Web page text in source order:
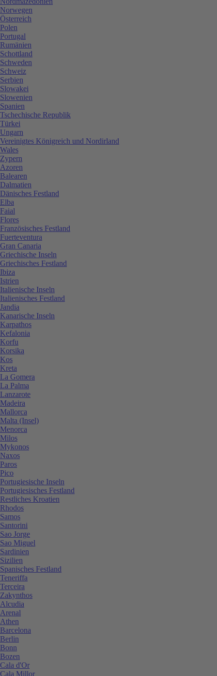
Norwegen
Österreich
Polen
Portugal
Rumänien
Schottland
Schweden
Schweiz
Serbien
Slowakei
Slowenien
Spanien
Tschechische Republik
Türkei
Ungarn
Vereinigtes Königreich und Nordirland
Wales
Zypern
Azoren
Balearen
Dalmatien
Dänisches Festland
Elba
Faial
Flores
Französisches Festland
Fuerteventura
Gran Canaria
Griechische Inseln
Griechisches Festland
Ibiza
Istrien
Italienische Inseln
Italienisches Festland
Jandia
Kanarische Inseln
Karpathos
Kefalonia
Korfu
Korsika
Kos
Kreta
La Gomera
La Palma
Lanzarote
Madeira
Mallorca
Malta (Insel)
Menorca
Milos
Mykonos
Naxos
Paros
Pico
Portugiesische Inseln
Portugiesisches Festland
Restliches Kroatien
Rhodos
Samos
Santorini
Sao Jorge
Sao Miguel
Sardinien
Sizilien
Spanisches Festland
Teneriffa
Terceira
Zakynthos
Alcudia
Arenal
Athen
Barcelona
Berlin
Bonn
Bozen
Cala d'Or
Cala Millor